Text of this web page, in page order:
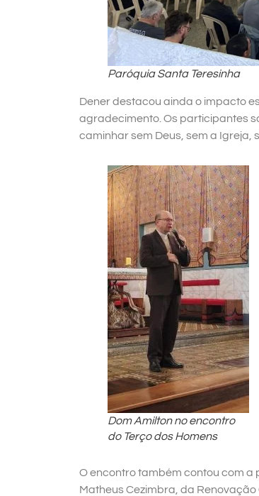
Paróquia Santa Teresinha
Dener destacou ainda o impacto
agradecimento. Os participantes
caminhar sem Deus, sem a Igreja,
Dom Amilton no encontro
do Terço dos Homens
O encontro também contou com a
Matheus Cezimbra, da